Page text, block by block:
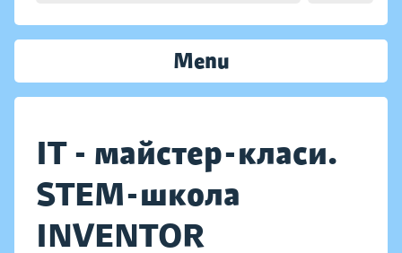
Menu
IT - майстер-класи.
STEM-школа
INVENTOR